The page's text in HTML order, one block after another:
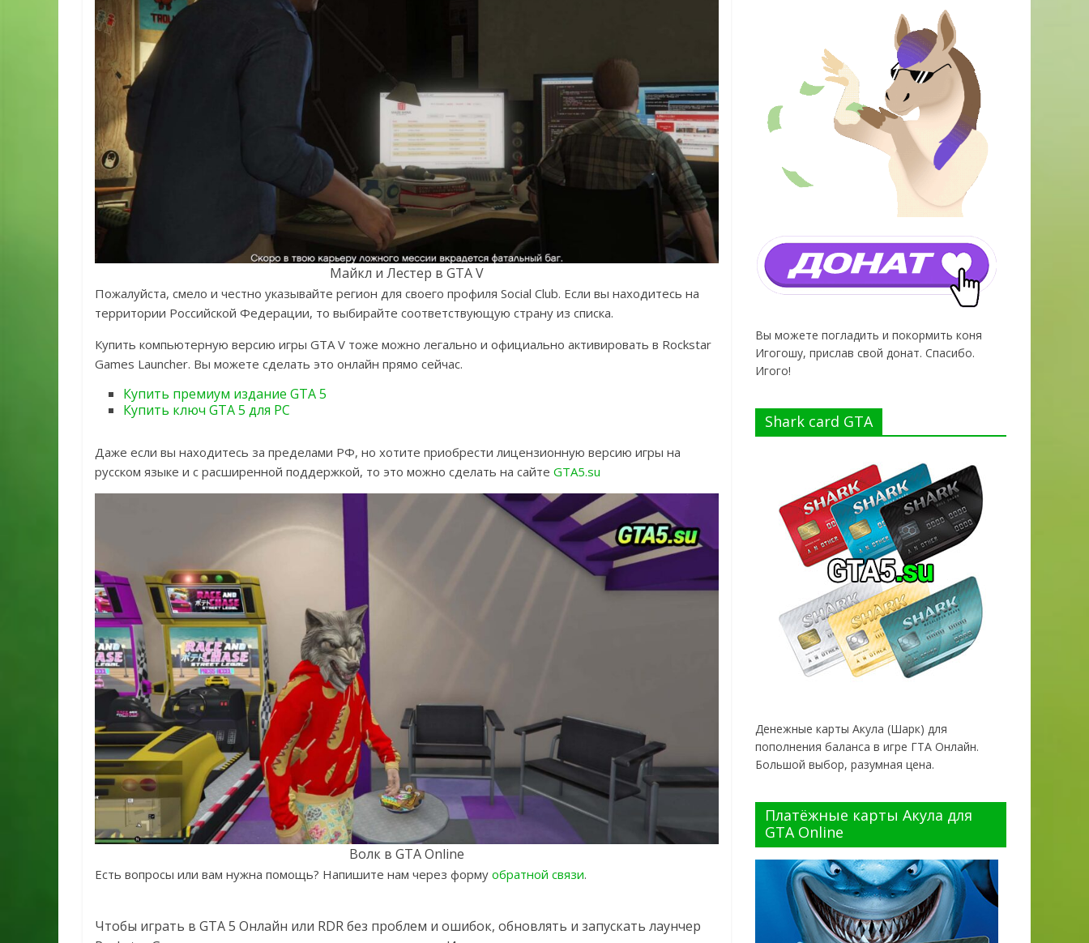
Майкл и Лестер в GTA V
Пожалуйста, смело и честно указывайте регион для своего профиля Social Club. Если вы находитесь на
территории Российской Федерации, то выбирайте соответствующую страну из списка.
Купить компьютерную версию игры GTA V тоже можно легально и официально активировать в Rockstar
Games Launcher. Вы можете сделать это онлайн прямо сейчас.
Купить премиум издание GTA 5
Купить ключ GTA 5 для PC
Даже если вы находитесь за пределами РФ, но хотите приобрести лицензионную версию игры на
русском языке и с расширенной поддержкой, то это можно сделать на сайте GTA5.su
Волк в GTA Online
Есть вопросы или вам нужна помощь? Напишите нам через форму обратной связи.
Чтобы играть в GTA 5 Онлайн или RDR без проблем и ошибок, обновлять и запускать лаунчер
Вы можете погладить и покормить коня
Игогошу, прислав свой донат. Спасибо.
Игого!
Shark card GTA
Денежные карты Акула (Шарк) для
пополнения баланса в игре ГТА Онлайн.
Большой выбор, разумная цена.
Платёжные карты Акула для
GTA Online